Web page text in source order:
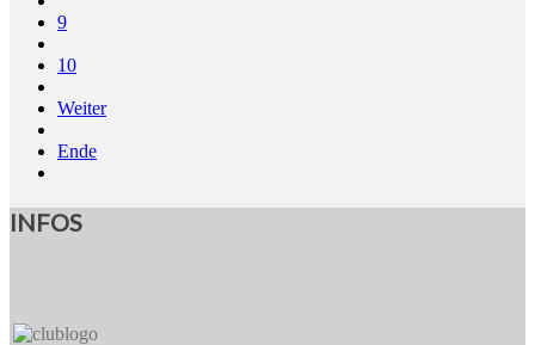
9
10
Weiter
Ende
INFOS